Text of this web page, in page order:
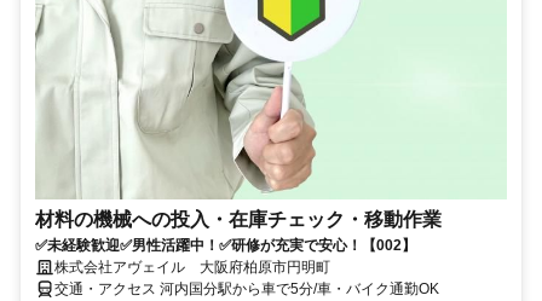
材料の機械への投入・在庫チェック・移動作業
✅未経験歓迎✅男性活躍中！✅研修が充実で安心！【002】
株式会社アヴェイル 大阪府柏原市円明町
交通・アクセス 河内国分駅から車で5分/車・バイク通勤OK